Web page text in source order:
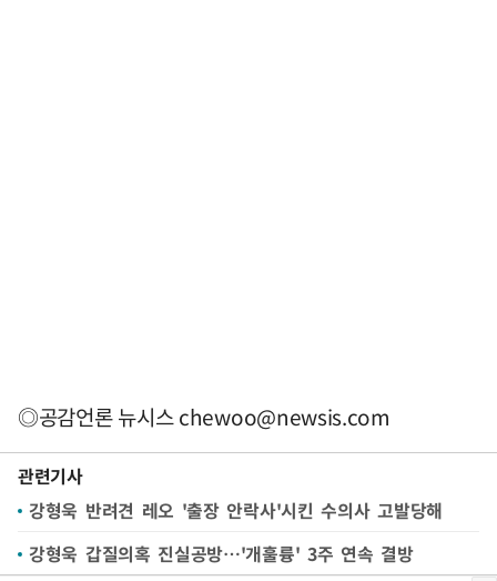
◎공감언론 뉴시스chewoo@newsis.com
관련기사
강형욱 반려견 레오 '출장 안락사'시킨 수의사 고발당해
강형욱 갑질의혹 진실공방…'개훌륭' 3주 연속 결방